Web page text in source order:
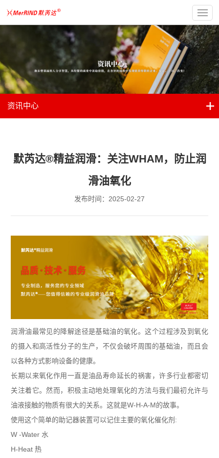
资讯中心
默芮达®精益润滑：关注WHAM，防止润
滑油氧化
发布时间：2025-02-27
润滑油最常见的降解途径是基础油的氧化。这个过程涉及到氧化
的摄入和高活性分子的生产，不仅会破坏周围的基础油，而且会
以各种方式影响设备的健康。
长期以来氧化作用一直是油品寿命延长的祸害，许多行业都密切
关注着它。然而，积极主动地处理氧化的方法与我们最初允许与
油液接触的物质有很大的关系。这就是W-H-A-M的故事。
使用这个简单的助记器装置可以记住主要的氧化催化剂 :
W -Water 水
H-Heat热